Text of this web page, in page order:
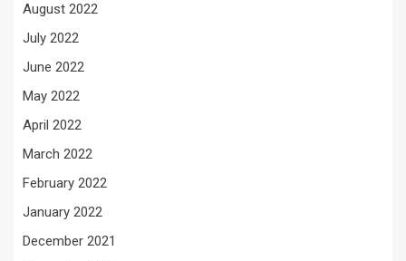
August 2022
July 2022
June 2022
May 2022
April 2022
March 2022
February 2022
January 2022
December 2021